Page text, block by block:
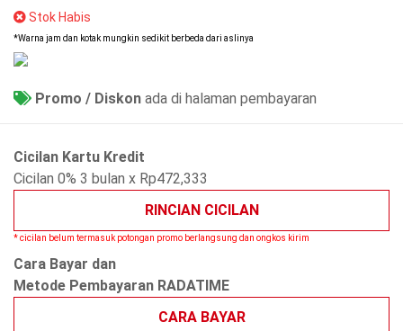
Stok Habis
*Warna jam dan kotak mungkin sedikit berbeda dari aslinya
Promo / Diskon ada di halaman pembayaran
Cicilan Kartu Kredit
Cicilan 0% 3 bulan x Rp472,333
RINCIAN CICILAN
* cicilan belum termasuk potongan promo berlangsung dan ongkos kirim
Cara Bayar dan
Metode Pembayaran RADATIME
CARA BAYAR